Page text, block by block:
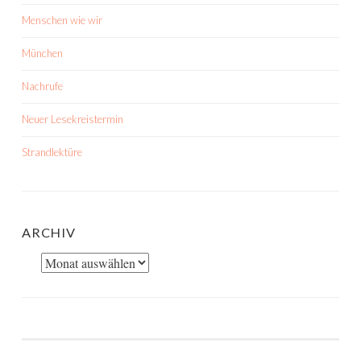
Menschen wie wir
München
Nachrufe
Neuer Lesekreistermin
Strandlektüre
ARCHIV
Archiv